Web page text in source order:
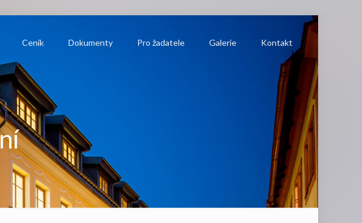
Ceník Dokumenty Pro žadatele Galerie Kontakt